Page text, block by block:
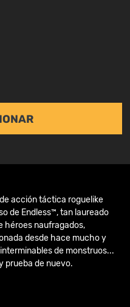
acción táctica roguelike
de Endless™, tan laureado
héroes naufragados,
desde hace mucho y
de monstruos...
prueba de nuevo.